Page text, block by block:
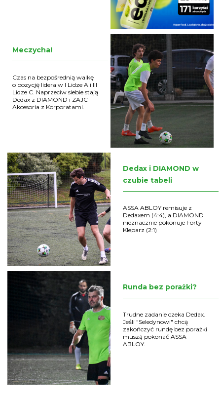
Meczycha!
Czas na bezpośrednią walkę
o pozycję lidera w I Lidze A i III
Lidze C. Naprzeciw siebie stają
Dedax z DIAMOND i ZAJC
Akcesoria z Korporatami.
Dedax i DIAMOND w
czubie tabeli
ASSA ABLOY remisuje z
Dedaxem (4:4), a DIAMOND
nieznacznie pokonuje Forty
Kleparz (2:1)
Runda bez porażki?
Trudne zadanie czeka Dedax.
Jeśli "Seledynowi" chcą
zakończyć rundę bez porażki
muszą pokonać ASSA
ABLOY.